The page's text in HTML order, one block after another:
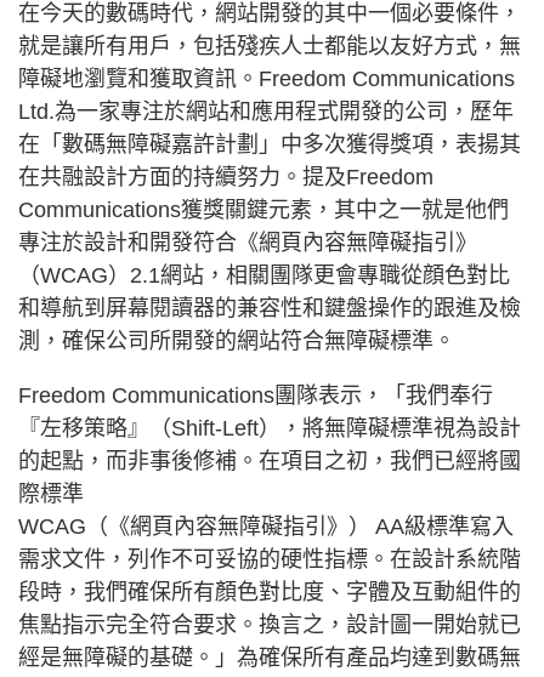
在今天的數碼時代，網站開發的其中一個必要條件，
就是讓所有用戶，包括殘疾人士都能以友好方式，無
障礙地瀏覽和獲取資訊。Freedom Communications
Ltd.為一家專注於網站和應用程式開發的公司，歷年
在「數碼無障礙嘉許計劃」中多次獲得獎項，表揚其
在共融設計方面的持續努力。提及Freedom
Communications獲獎關鍵元素，其中之一就是他們
專注於設計和開發符合《網頁內容無障礙指引》
（WCAG）2.1網站，相關團隊更會專職從顔色對比
和導航到屏幕閱讀器的兼容性和鍵盤操作的跟進及檢
測，確保公司所開發的網站符合無障礙標準。
Freedom Communications團隊表示，「我們奉行
『左移策略』（Shift-Left），將無障礙標準視為設計
的起點，而非事後修補。在項目之初，我們已經將國
際標準
WCAG（《網頁內容無障礙指引》） AA級標準寫入
需求文件，列作不可妥協的硬性指標。在設計系統階
段時，我們確保所有顏色對比度、字體及互動組件的
焦點指示完全符合要求。換言之，設計圖一開始就已
經是無障礙的基礎。」為確保所有產品均達到數碼無